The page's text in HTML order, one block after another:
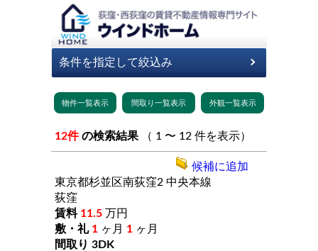
12件 の検索結果 （ 1 〜 12 件を表示）
東京都杉並区南荻窪2 中央本線
荻窪
11.5 万円
1 ヶ月 1 ヶ月
3DK
候補に追加